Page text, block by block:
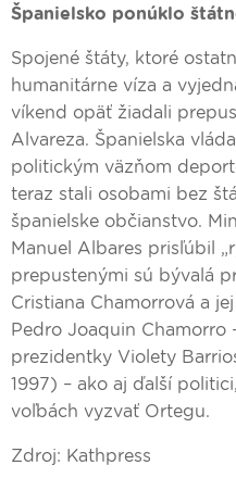
Španielsko ponúklo
Spojené štáty, ktoré
humanitárne víza a
víkend opäť žiadali
Alvareza. Španielska
politickým väzňom
teraz stali osobami bez
španielske občianstvo.
Manuel Albares prisľúbil
prepustenými sú bývalá
Cristiana Chamorrová a
Pedro Joaquin Chamorro
prezidentky Violety
1997) – ako aj ďalší
voľbách vyzvať Ortegu.
Zdroj: Kathpress